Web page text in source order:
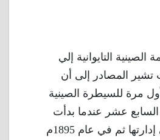
التايوانية إلي
تشير المصادر إلى أن
مرة للسيطرة الصينية
السابع عشر عندما بدأت
أسرة “تشينج” في إدارتها ثم في عام 1895م